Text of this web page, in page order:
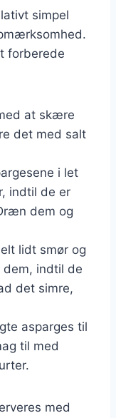
simpel
forberede
at skære
det med salt
i let
indtil de er
dem og
lidt smør og
indtil de
det simre,
asparges til
til med
med